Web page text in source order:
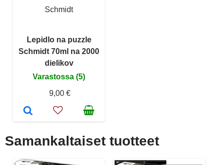
Schmidt
Lepidlo na puzzle
Schmidt 70ml na 2000
dielikov
Varastossa (5)
9,00 €
Samankaltaiset tuotteet